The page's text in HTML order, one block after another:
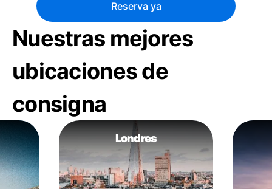
Reserva ya
Nuestras mejores
ubicaciones de
consigna
Londres